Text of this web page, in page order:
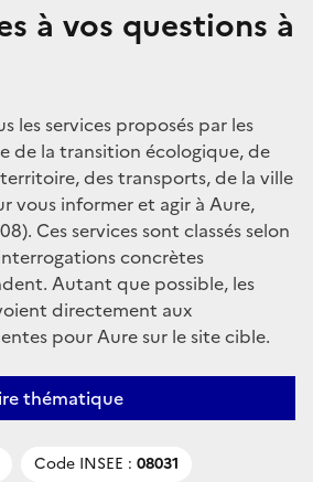
à vos questions à
les services proposés par les
de la transition écologique, de
des transports, de la ville
vous informer et agir à Aure,
Ces services sont classés selon
concrètes
Autant que possible, les
directement aux
pour Aure sur le site cible.
thématique
Code INSEE : 08031